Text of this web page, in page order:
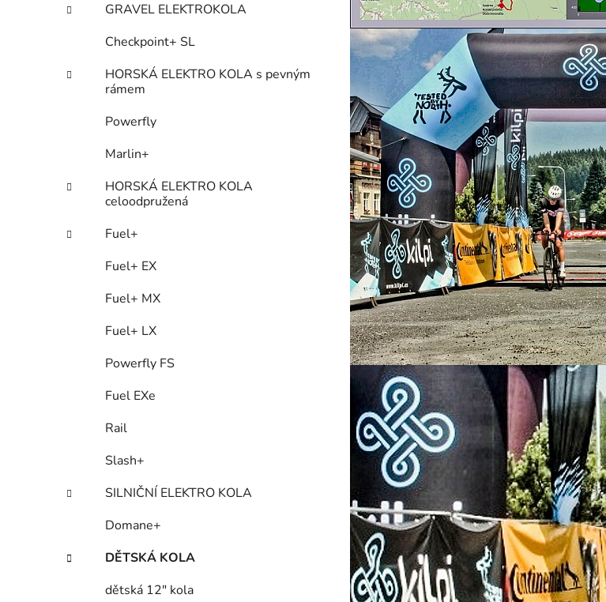
GRAVEL ELEKTROKOLA
Checkpoint+ SL
HORSKÁ ELEKTRO KOLA s pevným
rámem
Powerfly
Marlin+
HORSKÁ ELEKTRO KOLA
celoodpružená
Fuel+
Fuel+ EX
Fuel+ MX
Fuel+ LX
Powerfly FS
Fuel EXe
Rail
Slash+
SILNIČNÍ ELEKTRO KOLA
Domane+
DĚTSKÁ KOLA
dětská 12" kola